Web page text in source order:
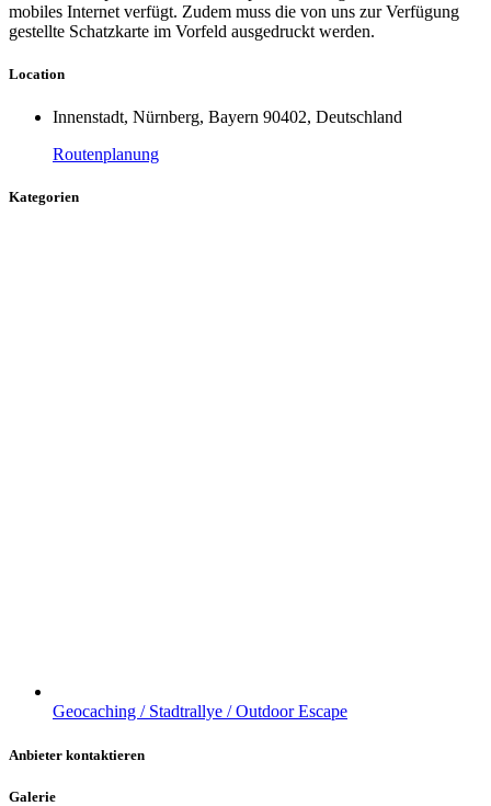
mobiles Internet verfügt. Zudem muss die von uns zur Verfügung
gestellte Schatzkarte im Vorfeld ausgedruckt werden.
Location
Innenstadt, Nürnberg, Bayern 90402, Deutschland
Routenplanung
Kategorien
Geocaching / Stadtrallye / Outdoor Escape
Anbieter kontaktieren
Galerie